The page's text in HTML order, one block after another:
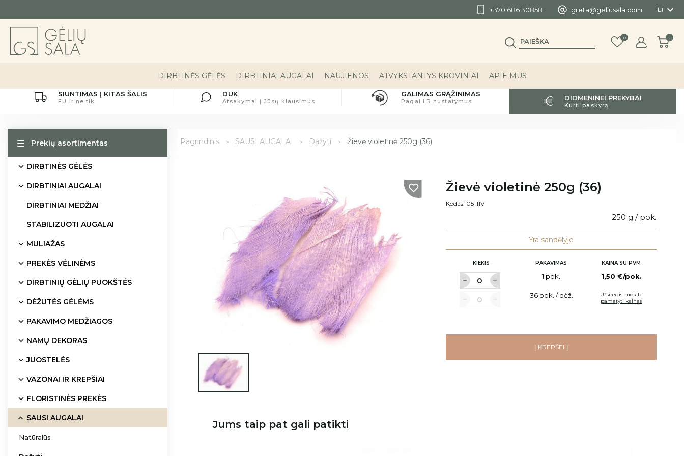
+370 686 30858 greta@geliusala.com LT 
0 0
DIRBTINĖS GĖLĖS DIRBTINIAI AUGALAI NAUJIENOS ATVYKSTANTYS KROVINIAI APIE MUS
SIUNTIMAS Į KITAS ŠALIS
EU ir ne tik
DUK
Atsakymai Į Jūsų klausimus
GALIMAS GRĄŽINIMAS
Pagal LR nustatymus DIDMENINEI PREKYBAI
Kurti paskyrą
Prekių asortimentas
DIRBTINĖS GĖLĖS
DIRBTINIAI AUGALAI
DIRBTINIAI MEDŽIAI
STABILIZUOTI AUGALAI
MULIAŽAS
PREKĖS VĖLINĖMS
DIRBTINIŲ GĖLIŲ PUOKŠTĖS
DĖŽUTĖS GĖLĖMS
PAKAVIMO MEDŽIAGOS
NAMŲ DEKORAS
JUOSTELĖS
VAZONAI IR KREPŠIAI
FLORISTINĖS PREKĖS
SAUSI AUGALAI
Natūralūs
Pagrindinis SAUSI AUGALAI Dažyti Žievė violetinė 250g (36)
Žievė violetinė 250g (36)
Kodas: 05-11V
250 g / pok.
Yra sandėlyje
KIEKIS PAKAVIMAS KAINA SU PVM
1 pok. 1,50 €/pok.
36 pok. / dėž.
Užsiregistruokite
pamatyti kainas
Į KREPŠELĮ
Jums taip pat gali patikti